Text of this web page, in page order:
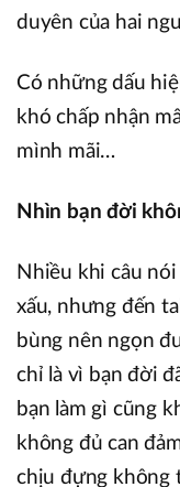
duyên của hai
Có những dấu
khó chấp nhận
mình mãi…
Nhìn bạn đời
Nhiều khi câu
xấu, nhưng đến
bùng nên ngọn
chỉ là vì bạn đời
bạn làm gì cũng
không đủ can
chịu đựng không